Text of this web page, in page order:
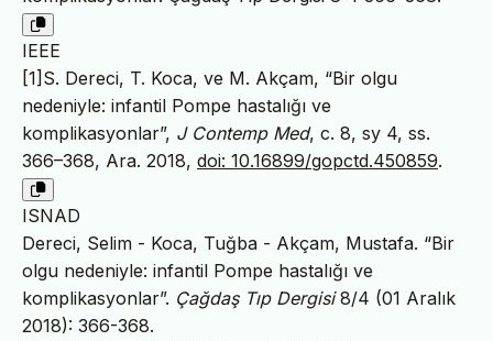
IEEE
[1]S. Dereci, T. Koca, ve M. Akçam, “Bir olgu
nedeniyle: infantil Pompe hastalığı ve
komplikasyonlar”, J Contemp Med, c. 8, sy 4, ss.
366–368, Ara. 2018, doi: 10.16899/gopctd.450859.
ISNAD
Dereci, Selim - Koca, Tuğba - Akçam, Mustafa. “Bir
olgu nedeniyle: infantil Pompe hastalığı ve
komplikasyonlar”. Çağdaş Tıp Dergisi8/4 (01 Aralık
2018): 366-368.